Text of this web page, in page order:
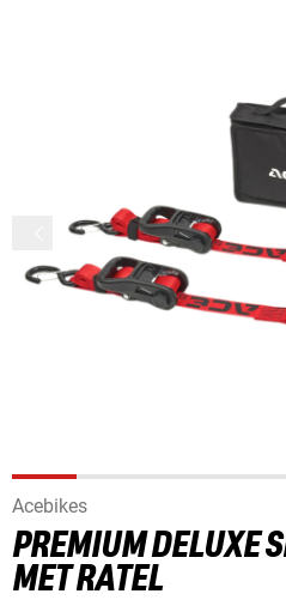
Acebikes
PREMIUM DELUXE
MET RATEL